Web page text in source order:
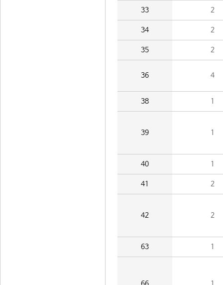
33 2
34 2
35 2
36 4
38 1
39 1
40 1
41 2
42 2
63 1